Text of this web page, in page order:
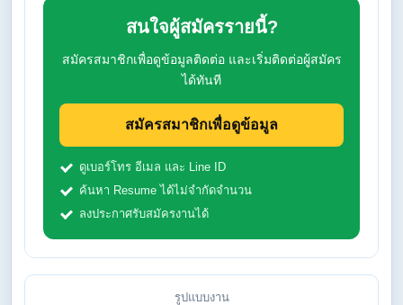
สนใจผู้สมัครรายนี้?
สมัครสมาชิกเพื่อดูข้อมูลติดต่อ และเริ่มติดต่อผู้สมัคร
ได้ทันที
สมัครสมาชิกเพื่อดูข้อมูล
ดูเบอร์โทร อีเมล และ Line ID
ค้นหา Resume ได้ไม่จำกัดจำนวน
ลงประกาศรับสมัครงานได้
รูปแบบงาน